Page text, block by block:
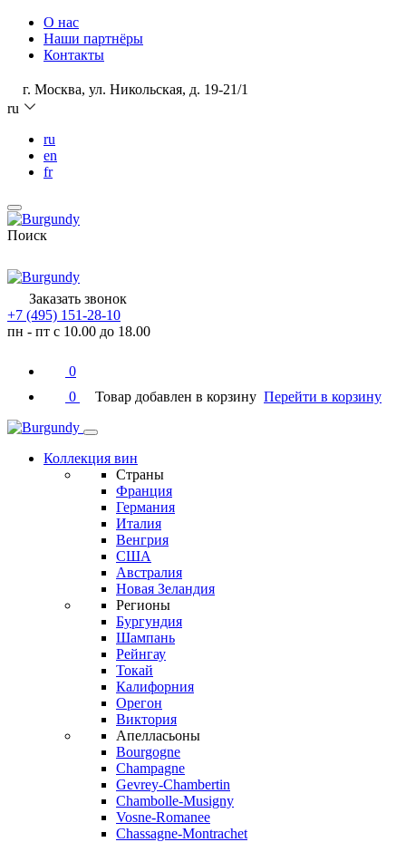
О нас
Наши партнёры
Контакты
г. Москва, ул. Никольская, д. 19-21/1
ru
ru
en
fr
Поиск
Заказать звонок
+7 (495) 151-28-10
пн - пт с 10.00 до 18.00
0
0
Товар добавлен в корзину Перейти в корзину
Коллекция вин
Страны
Франция
Германия
Италия
Венгрия
США
Австралия
Новая Зеландия
Регионы
Бургундия
Шампань
Рейнгау
Токай
Калифорния
Орегон
Виктория
Апелласьоны
Bourgogne
Champagne
Gevrey-Chambertin
Chambolle-Musigny
Vosne-Romanee
Chassagne-Montrachet